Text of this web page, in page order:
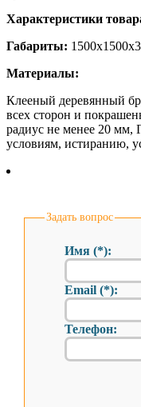
Характеристики
Габариты:
Материалы:
Клееный деревянный
всех сторон и
радиус не менее 20 мм,
условиям, истиранию,
Задать вопрос
Имя (*):
Email (*):
Телефон: